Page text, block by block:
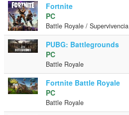
Fortnite
PC
Battle Royale / Supervivencia
PUBG: Battlegrounds
PC
Battle Royale
Fortnite Battle Royale
PC
Battle Royale